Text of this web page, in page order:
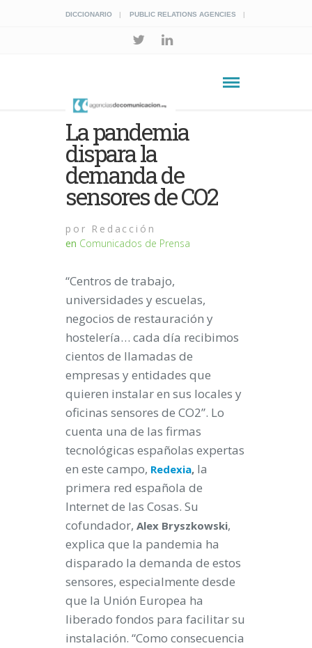
DICCIONARIO PUBLIC RELATIONS AGENCIES
La pandemia
dispara la
demanda de
sensores de CO2
por Redacción
en Comunicados de Prensa
“Centros de trabajo,
universidades y escuelas,
negocios de restauración y
hostelería… cada día recibimos
cientos de llamadas de
empresas y entidades que
quieren instalar en sus locales y
oficinas sensores de CO2”. Lo
cuenta una de las firmas
tecnológicas españolas expertas
en este campo, Redexia, la
primera red española de
Internet de las Cosas. Su
cofundador, Alex Bryszkowski,
explica que la pandemia ha
disparado la demanda de estos
sensores, especialmente desde
que la Unión Europea ha
liberado fondos para facilitar su
instalación. “Como consecuencia